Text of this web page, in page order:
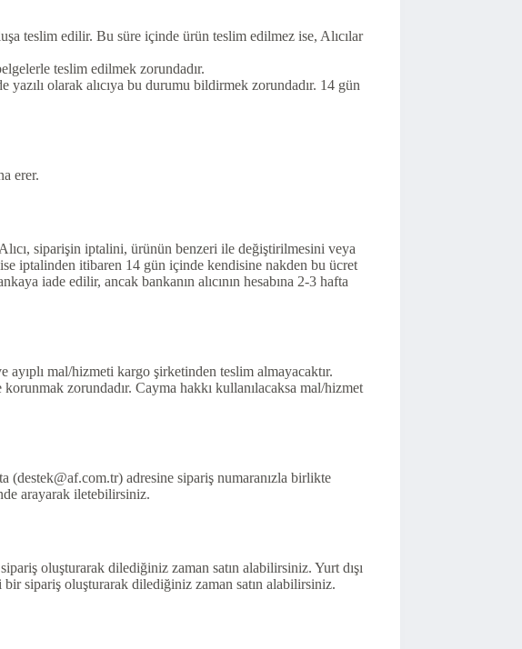
teslim edilir. Bu süre içinde ürün teslim edilmez ise, Alıcılar
teslim edilmek zorundadır.
yazılı olarak alıcıya bu durumu bildirmek zorundadır. 14 gün
erer.
siparişin iptalini, ürünün benzeri ile değiştirilmesini veya
iptalinden itibaren 14 gün içinde kendisine nakden bu ücret
iade edilir, ancak bankanın alıcının hesabına 2-3 hafta
ayıplı mal/hizmeti kargo şirketinden teslim almayacaktır.
zorundadır. Cayma hakkı kullanılacaksa mal/hizmet
adresine sipariş numaranızla birlikte
arayarak iletebilirsiniz.
oluşturarak dilediğiniz zaman satın alabilirsiniz. Yurt dışı
sipariş oluşturarak dilediğiniz zaman satın alabilirsiniz.